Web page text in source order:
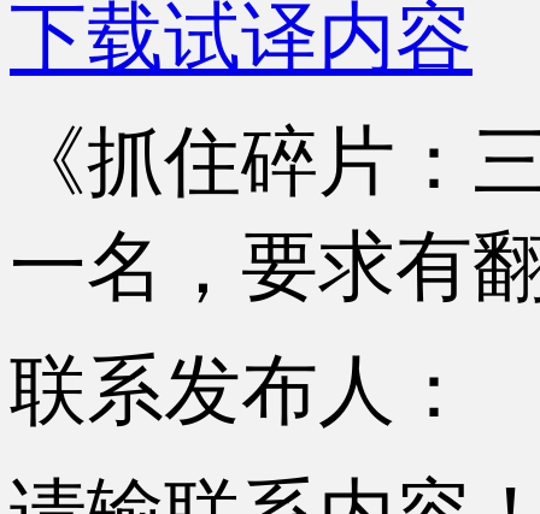
下载试译内容
《抓住碎片：
一名，要求有
联系发布人：